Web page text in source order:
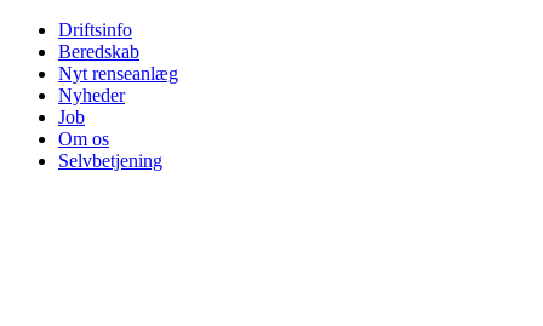
Driftsinfo
Beredskab
Nyt renseanlæg
Nyheder
Job
Om os
Selvbetjening